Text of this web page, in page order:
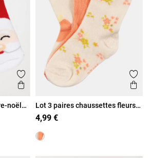
Ajouter aux favoris
Aperçu rapide
noël
Lot 3 paires chaussettes fleurs
fille
4,99 €